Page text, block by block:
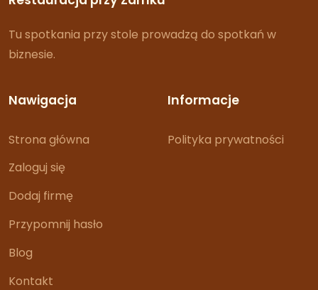
Tu spotkania przy stole prowadzą do spotkań w
biznesie.
Nawigacja
Strona główna
Zaloguj się
Dodaj firmę
Przypomnij hasło
Blog
Kontakt
Informacje
Polityka prywatności